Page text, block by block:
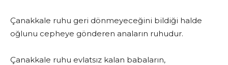
Çanakkale ruhu geri dönmeyeceğini bildiği halde
oğlunu cepheye gönderen anaların ruhudur.
Çanakkale ruhu evlatsız kalan babaların,